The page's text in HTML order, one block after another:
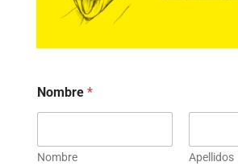
Nombre *
Nombre Apellidos